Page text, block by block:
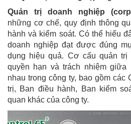
Quản trị doanh nghiệp
những cơ chế, quy định thông
hành và kiểm soát. Có thể hiểu
doanh nghiệp đạt được đúng
dụng hiệu quả. Cơ cấu quản trị
quyền hạn và trách nhiệm giữa
nhau trong công ty, bao gồm các
trị, Ban điều hành, Ban kiểm
quan khác của công ty.